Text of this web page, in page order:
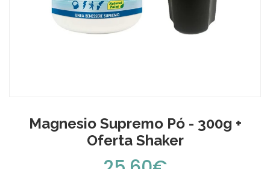
Magnesio Supremo Pó - 300g +
Oferta Shaker